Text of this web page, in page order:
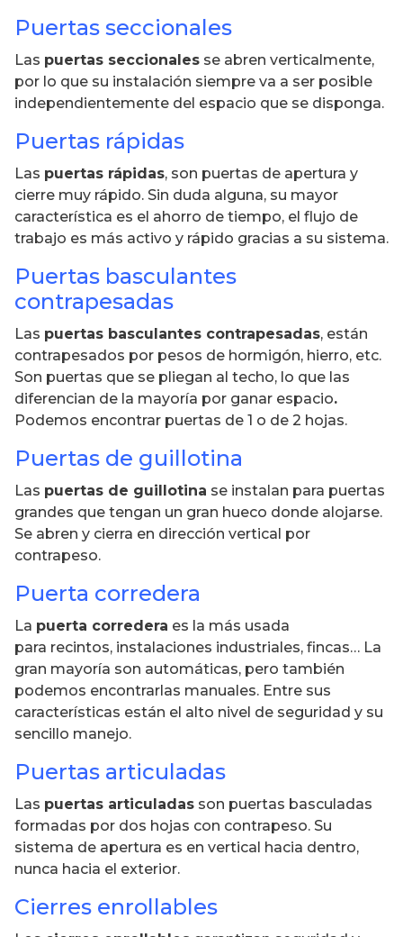
Puertas seccionales
Las puertas seccionales se abren verticalmente,
por lo que su instalación siempre va a ser posible
independientemente del espacio que se disponga.
Puertas rápidas
Las puertas rápidas, son puertas de apertura y
cierre muy rápido. Sin duda alguna, su mayor
característica es el ahorro de tiempo, el flujo de
trabajo es más activo y rápido gracias a su sistema.
Puertas basculantes
contrapesadas
Las puertas basculantes contrapesadas, están
contrapesados por pesos de hormigón, hierro, etc.
Son puertas que se pliegan al techo, lo que las
diferencian de la mayoría por ganar espacio.
Podemos encontrar puertas de 1 o de 2 hojas.
Puertas de guillotina
Las puertas de guillotina se instalan para puertas
grandes que tengan un gran hueco donde alojarse.
Se abren y cierra en dirección vertical por
contrapeso.
Puerta corredera
La puerta corredera es la más usada
para recintos, instalaciones industriales, fincas… La
gran mayoría son automáticas, pero también
podemos encontrarlas manuales. Entre sus
características están el alto nivel de seguridad y su
sencillo manejo.
Puertas articuladas
Las puertas articuladas son puertas basculadas
formadas por dos hojas con contrapeso. Su
sistema de apertura es en vertical hacia dentro,
nunca hacia el exterior.
Cierres enrollables